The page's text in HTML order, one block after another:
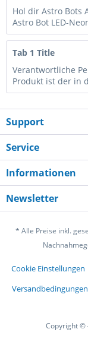
Hol dir Astro Bots
Astro Bot LED-
Tab 1 Title
Verantwortliche
Produkt ist der in
Support
Service
Informationen
Newsletter
* Alle Preise inkl.
Cookie Einstellungen
Versandbedingungen
Copyright ©